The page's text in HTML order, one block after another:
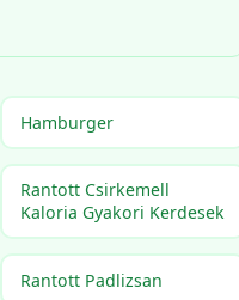
Hamburger
Rantott Csirkemell
Kaloria Gyakori Kerdesek
Rantott Padlizsan